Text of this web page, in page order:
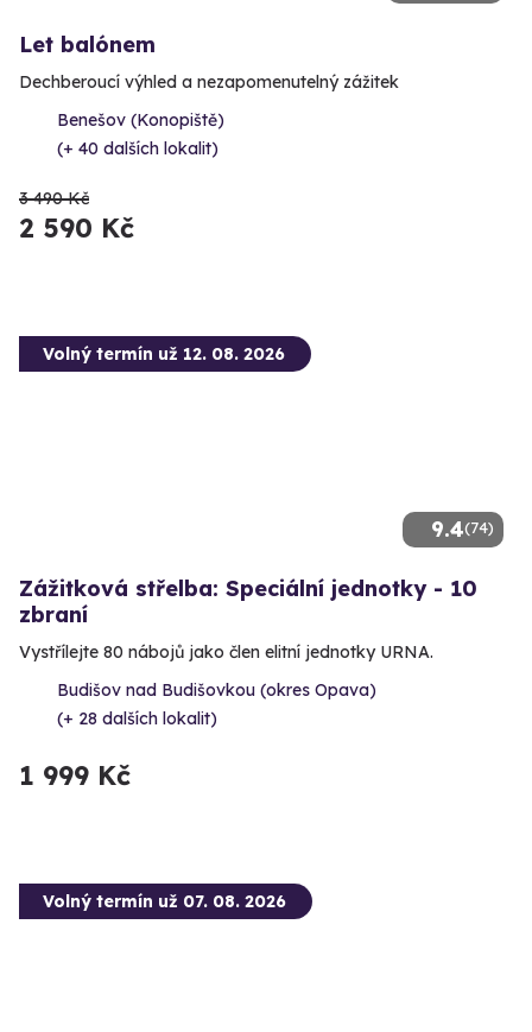
Let balónem
Dechberoucí výhled a nezapomenutelný zážitek
Benešov (Konopiště)
(+ 40 dalších lokalit)
3 490 Kč
2 590 Kč
9.4(74)
Volný termín už 12. 08. 2026
Zážitková střelba: Speciální jednotky - 10
zbraní
Vystřílejte 80 nábojů jako člen elitní jednotky URNA.
Budišov nad Budišovkou (okres Opava)
(+ 28 dalších lokalit)
1 999 Kč
Volný termín už 07. 08. 2026